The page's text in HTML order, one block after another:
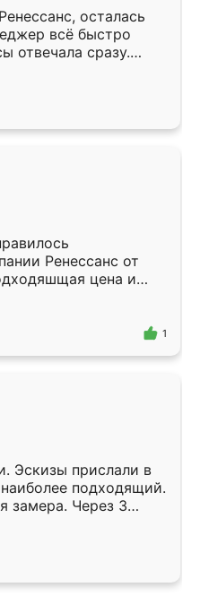
осталась
всё быстро
отвечала сразу.
подошёл к
Собрали
аккуратно, даже
Ренессанс от
цена и
Приехавший
Владислав
самый
1
Эскизы прислали в
подходящий.
замера. Через 3
готова. Остались
Ренессанс
работу!